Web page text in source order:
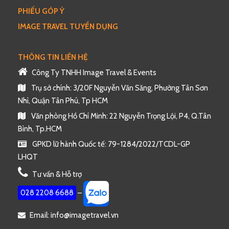
những món ăn nổi tiếng của Hàn Quốc.
Xe tiếp tục đưa đoàn ra sân bay làm thủ tục đáp
chuyếnVJ861 2055 – 00:30 (+2).
Về đến sân bay Tân Sơn Nhất
cảnh Việt Nam và nhận lại hành lý cá nhân.
Trưởng đoàn chào tạm biệt Quý khách và hẹn gặp
PHIẾU GÓP Ý
IMAGE TRAVEL TUYỂN DỤNG
THÔNG TIN LIÊN HỆ
Công Ty TNHH Image Travel & Events
Trụ sở chính: 3/20F Nguyễn Văn Săng, Phường Tân Sơn
Nhì, Quận Tân Phú, Tp HCM
Văn phòng Hồ Chí Minh: 22 Nguyễn Trọng Lội, P4, Q.Tân
Bình, Tp.HCM
GPKD lữ hành Quốc tế: 79-1284/2022/TCDL-GP
LHQT
Tư vấn & Hỗ trợ
028 2208 6688 –
Email: info@imagetravel.vn